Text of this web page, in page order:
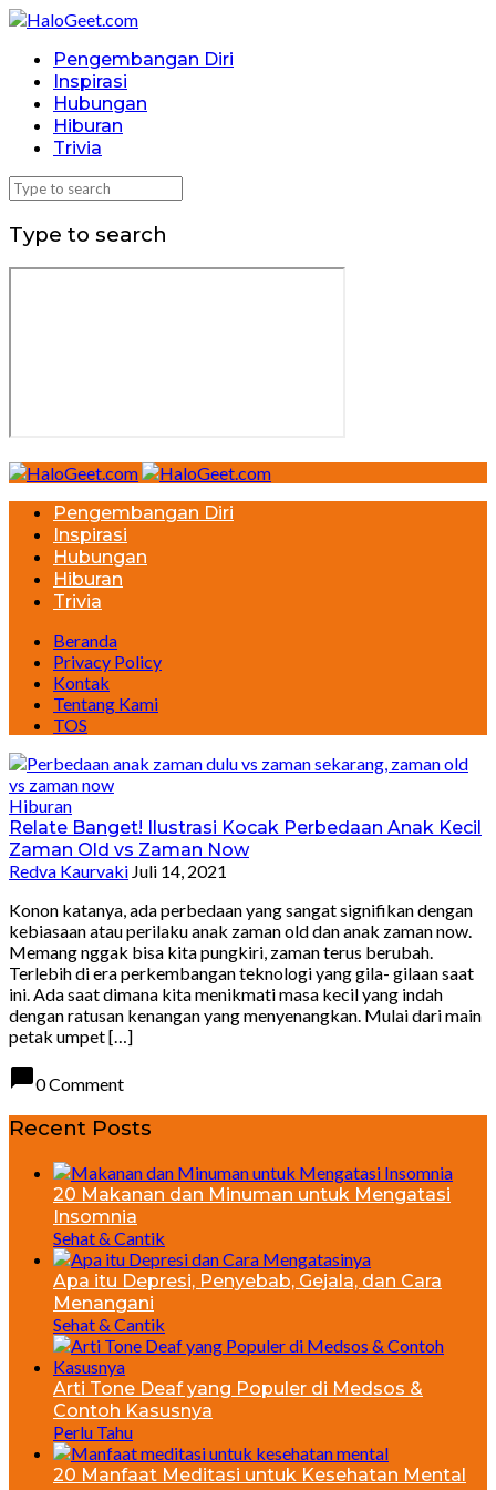
Pengembangan Diri
Inspirasi
Hubungan
Hiburan
Trivia
Type to search
Pengembangan Diri
Inspirasi
Hubungan
Hiburan
Trivia
Beranda
Privacy Policy
Kontak
Tentang Kami
TOS
Hiburan
Relate Banget! Ilustrasi Kocak Perbedaan Anak Kecil
Zaman Old vs Zaman Now
Redva Kaurvaki Juli 14, 2021
Konon katanya, ada perbedaan yang sangat signifikan dengan
kebiasaan atau perilaku anak zaman old dan anak zaman now.
Memang nggak bisa kita pungkiri, zaman terus berubah.
Terlebih di era perkembangan teknologi yang gila- gilaan saat
ini. Ada saat dimana kita menikmati masa kecil yang indah
dengan ratusan kenangan yang menyenangkan. Mulai dari main
petak umpet […]
chat_bubble0 Comment
Recent Posts
20 Makanan dan Minuman untuk Mengatasi
Insomnia
Sehat & Cantik
Apa itu Depresi, Penyebab, Gejala, dan Cara
Menangani
Sehat & Cantik
Arti Tone Deaf yang Populer di Medsos &
Contoh Kasusnya
Perlu Tahu
20 Manfaat Meditasi untuk Kesehatan Mental